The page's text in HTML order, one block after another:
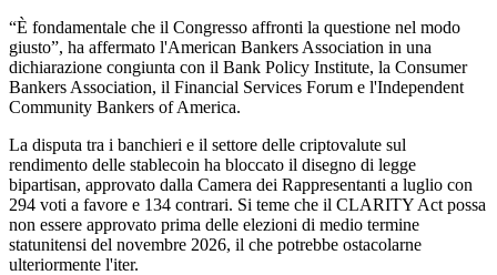
“È fondamentale che il Congresso affronti la questione nel modo
giusto”, ha affermato l'American Bankers Association in una
dichiarazione congiunta con il Bank Policy Institute, la Consumer
Bankers Association, il Financial Services Forum e l'Independent
Community Bankers of America.
La disputa tra i banchieri e il settore delle criptovalute sul
rendimento delle stablecoin ha bloccato il disegno di legge
bipartisan, approvato dalla Camera dei Rappresentanti a luglio con
294 voti a favore e 134 contrari. Si teme che il CLARITY Act possa
non essere approvato prima delle elezioni di medio termine
statunitensi del novembre 2026, il che potrebbe ostacolarne
ulteriormente l'iter.